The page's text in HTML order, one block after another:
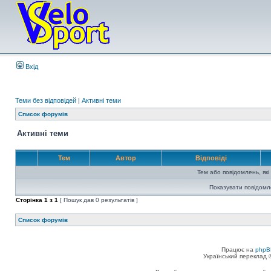
Вхід
Теми без відповідей | Активні теми
Список форумів
Активні теми
Тем Автор Відповіді
Тем або повідомлень,
Показувати
Сторінка 1 з 1 [ Пошук дав 0 результатів ]
Список форумів
Працює на
Український